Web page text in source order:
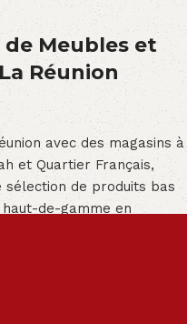
Meubles et
Réunion
avec des magasins à
et Quartier Français,
sélection de produits bas
de-gamme en
relax - Canapé -
- Armoire - Table
- Literie - Lit - Bureau -